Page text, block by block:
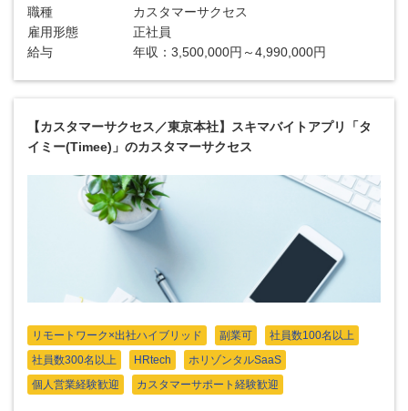
職種
カスタマーサクセス
雇用形態
正社員
給与
年収：3,500,000円～4,990,000円
【カスタマーサクセス／東京本社】スキマバイトアプリ「タ
イミー(Timee)」のカスタマーサクセス
リモートワーク×出社ハイブリッド 副業可
社員数100名以上
社員数300名以上
HRtech
ホリゾンタルSaaS
個人営業経験歓迎
カスタマーサポート経験歓迎